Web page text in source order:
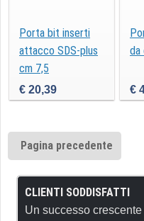
Porta bit inserti
attacco SDS-plus
cm 7,5
€ 20,39
da
€
Pagina precedente
CLIENTI SODDISFATTI
Un successo